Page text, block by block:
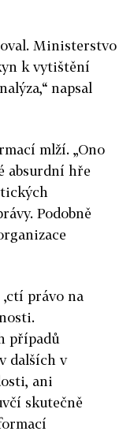
Ministerstvo
k vytištění
napsal
mlží. „Ono
absurdní hře
Podobně
právo na
případů
dalších v
ani
skutečně